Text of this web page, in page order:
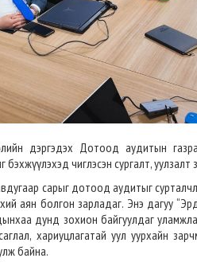
дэргэдэх Дотоод аудитын
чиглэсэн сургалт, уулзалт
сарыг дотоод аудитыг
аян болгон зарладаг. Энэ дагуу
дунд зохион байгуулдаг
хариуцлагатай уул уурхайн
байна.